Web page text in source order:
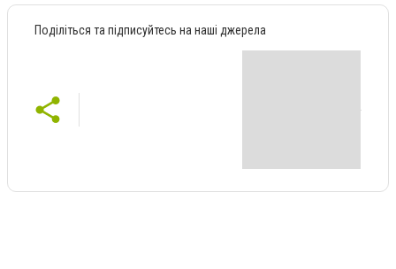
Поділіться та підписуйтесь на наші джерела